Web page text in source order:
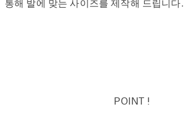
통해 발에 맞는 사이즈를 제작해 드립니다.
POINT !